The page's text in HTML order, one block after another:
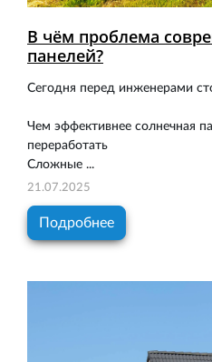
В чём проблема
панелей?
Сегодня перед инженерами
Чем эффективнее солнечная
переработать
Сложные ...
21.07.2025
Подробнее